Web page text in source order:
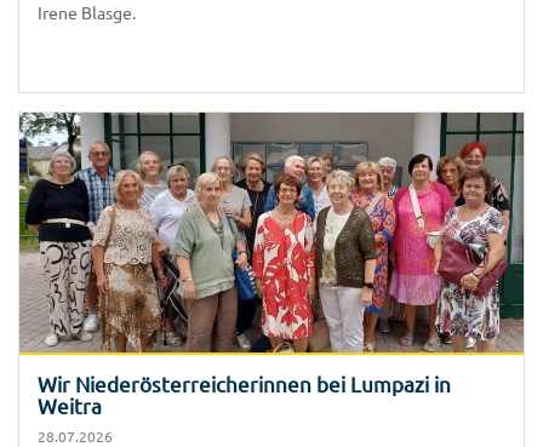
Irene Blasge.
Wir Niederösterreicherinnen bei Lumpazi in
Weitra
28.07.2026